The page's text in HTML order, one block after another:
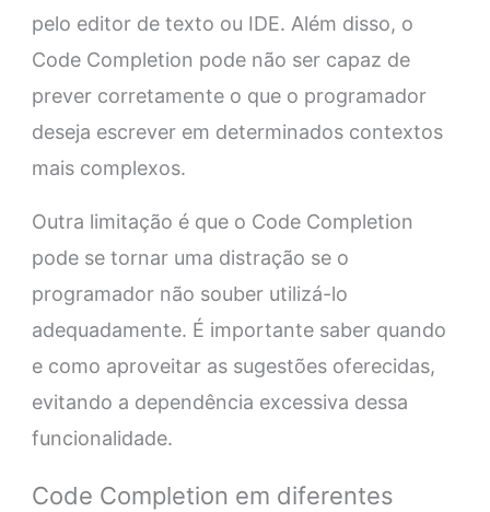
pelo editor de texto ou IDE. Além disso, o
Code Completion pode não ser capaz de
prever corretamente o que o programador
deseja escrever em determinados contextos
mais complexos.
Outra limitação é que o Code Completion
pode se tornar uma distração se o
programador não souber utilizá-lo
adequadamente. É importante saber quando
e como aproveitar as sugestões oferecidas,
evitando a dependência excessiva dessa
funcionalidade.
Code Completion em diferentes